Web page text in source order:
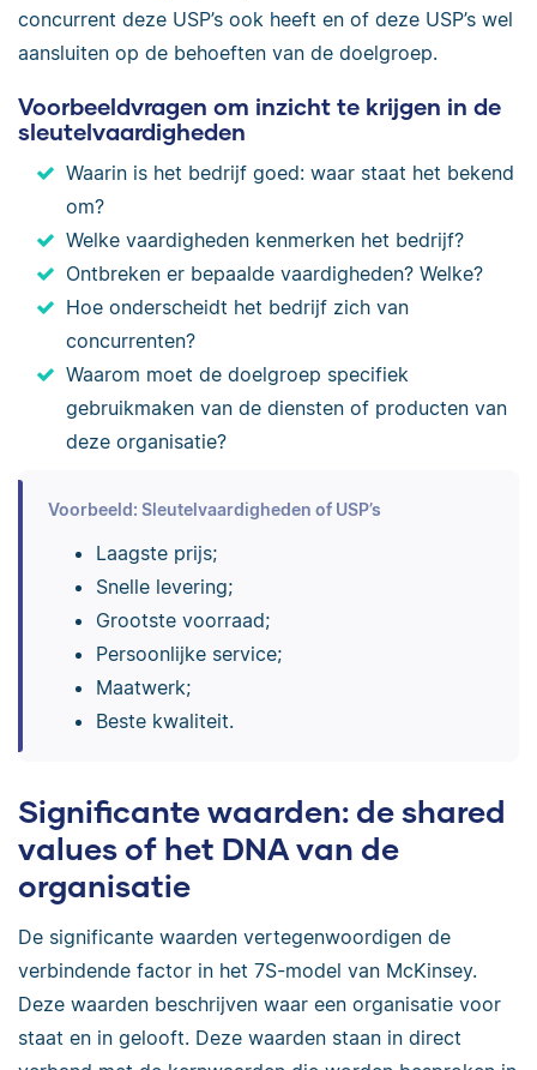
concurrent deze USP’s ook heeft en of deze USP’s wel
aansluiten op de behoeften van de doelgroep.
Voorbeeldvragen om inzicht te krijgen in de
sleutelvaardigheden
Waarin is het bedrijf goed: waar staat het bekend
om?
Welke vaardigheden kenmerken het bedrijf?
Ontbreken er bepaalde vaardigheden? Welke?
Hoe onderscheidt het bedrijf zich van
concurrenten?
Waarom moet de doelgroep specifiek
gebruikmaken van de diensten of producten van
deze organisatie?
Voorbeeld: Sleutelvaardigheden of USP’s
Laagste prijs;
Snelle levering;
Grootste voorraad;
Persoonlijke service;
Maatwerk;
Beste kwaliteit.
Significante waarden: de shared
values of het DNA van de
organisatie
De significante waarden vertegenwoordigen de
verbindende factor in het 7S-model van McKinsey.
Deze waarden beschrijven waar een organisatie voor
staat en in gelooft. Deze waarden staan in direct